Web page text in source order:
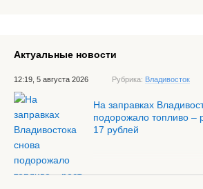
Актуальные новости
12:19, 5 августа 2026 Рубрика: Владивосток
На заправках
подорожало топливо –
17 рублей